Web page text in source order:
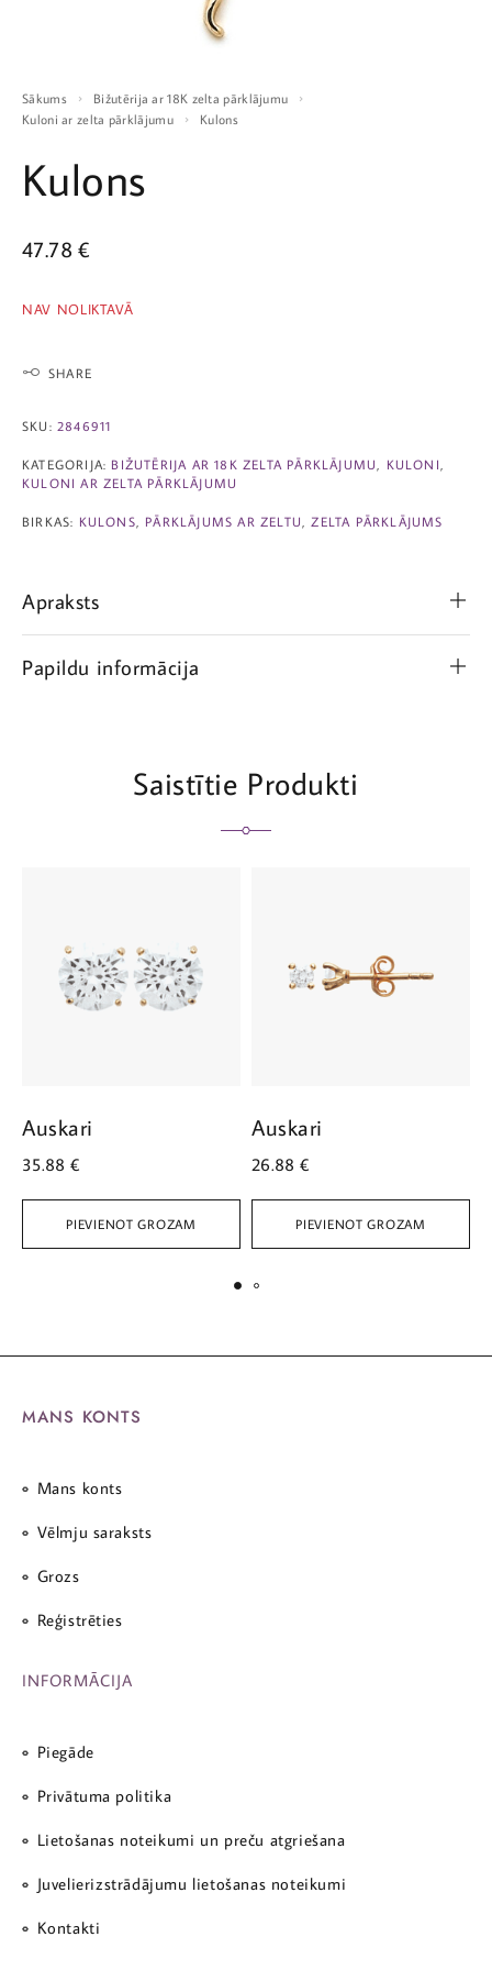
Sākums
Bižutērija ar 18K zelta pārklājumu
Kuloni ar zelta pārklājumu
Kulons
Kulons
47.78€
NAV NOLIKTAVĀ
SHARE
SKU: 2846911
KATEGORIJA: BIŽUTĒRIJA AR 18K ZELTA PĀRKLĀJUMU KULONI
KULONI AR ZELTA PĀRKLĀJUMU
BIRKAS: KULONS PĀRKLĀJUMS AR ZELTU ZELTA PĀRKLĀJUMS
Apraksts
Papildu informācija
Saistītie Produkti
PIEVIENOT GROZAM
Auskari
35.88 €
PIEVIENOT GROZAM
Auskari
26.88 €
MANS KONTS
Mans konts
Vēlmju saraksts
Grozs
Reģistrēties
INFORMĀCIJA
Piegāde
Privātuma politika
Lietošanas noteikumi un preču atgriešana
Juvelierizstrādājumu lietošanas noteikumi
Kontakti